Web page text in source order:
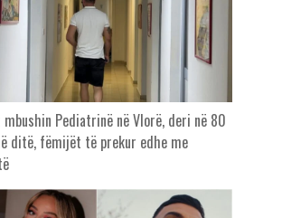
Pediatrinë në Vlorë, deri në 80
ditë, fëmijët të prekur edhe me